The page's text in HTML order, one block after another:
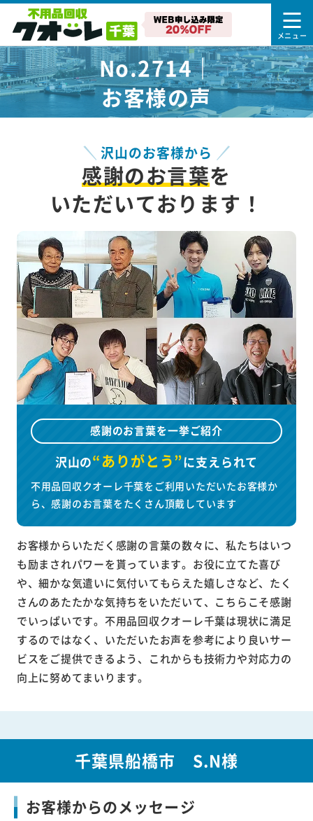
No.2714｜
お客様の声
沢山のお客様から
感謝のお言葉を
いただいております！
感謝のお言葉を一挙ご紹介
沢山の“ありがとう”に支えられて
不用品回収クオーレ千葉をご利用いただいたお客様か
ら、感謝のお言葉をたくさん頂戴しています
お客様からいただく感謝の言葉の数々に、私たちはいつ
も励まされパワーを貰っています。お役に立てた喜び
や、細かな気遣いに気付いてもらえた嬉しさなど、たく
さんのあたたかな気持ちをいただいて、こちらこそ感謝
でいっぱいです。不用品回収クオーレ千葉は現状に満足
するのではなく、いただいたお声を参考により良いサー
ビスをご提供できるよう、これからも技術力や対応力の
向上に努めてまいります。
千葉県船橋市 S.N様
お客様からのメッセージ